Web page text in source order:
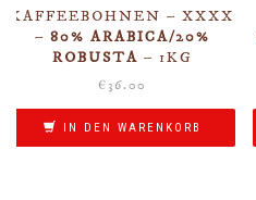
KAFFEEBOHNEN – XXXX
– 80% ARABICA/20%
ROBUSTA – 1KG
€ 36.00
IN DEN WARENKORB